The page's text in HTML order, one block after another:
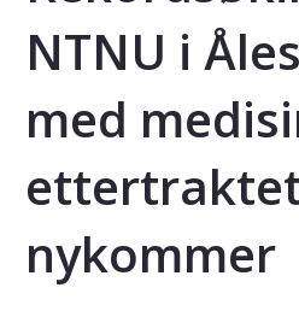
NTNU i
med
nykommer